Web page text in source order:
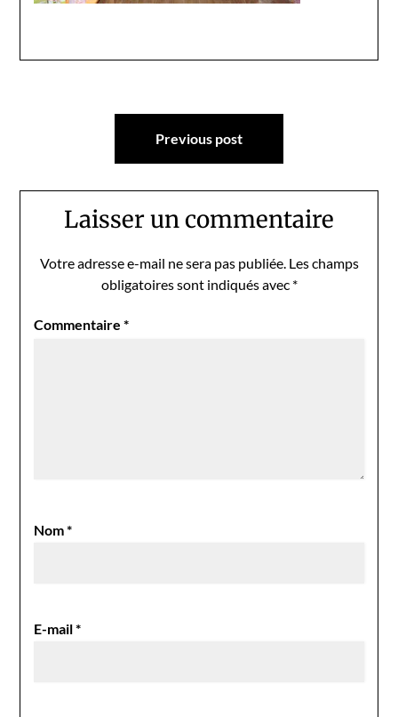
Navigation
Previous post
Laisser un commentaire
Votre adresse e-mail ne sera pas publiée. Les champs
obligatoires sont indiqués avec *
Commentaire*
Nom*
E-mail*